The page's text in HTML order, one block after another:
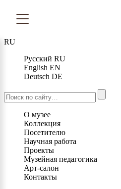
RU
Русский RU
English EN
Deutsch DE
О музее
Коллекция
Посетителю
Научная работа
Проекты
Музейная педагогика
Арт-салон
Контакты